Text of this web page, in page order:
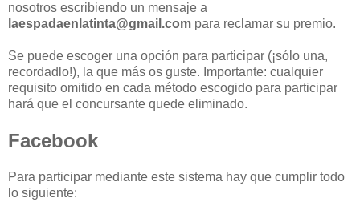
nosotros escribiendo un mensaje a
laespadaenlatinta@gmail.com para reclamar su premio.
Se puede escoger una opción para participar (¡sólo una,
recordadlo!), la que más os guste. Importante: cualquier
requisito omitido en cada método escogido para participar
hará que el concursante quede eliminado.
Facebook
Para participar mediante este sistema hay que cumplir todo
lo siguiente: